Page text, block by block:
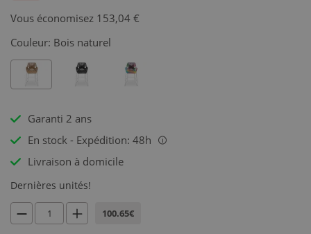
Vous économisez 153,04 €
Couleur: Bois naturel
Garanti 2 ans
En stock - Expédition: 48h
i
Livraison à domicile
Dernières unités!
100.65€